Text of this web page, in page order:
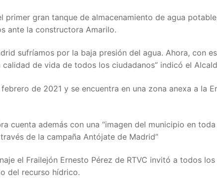
primer gran tanque de almacenamiento de agua
ante la constructora Amarilo.
sufríamos por la baja presión del agua. Ahora, con
de vida de todos los ciudadanos” indicó el
de 2021 y se encuentra en una zona anexa a la
cuenta además con una “imagen del municipio en
de la campaña Antójate de Madrid”
el Frailejón Ernesto Pérez de RTVC invitó a todos
del recurso hídrico.